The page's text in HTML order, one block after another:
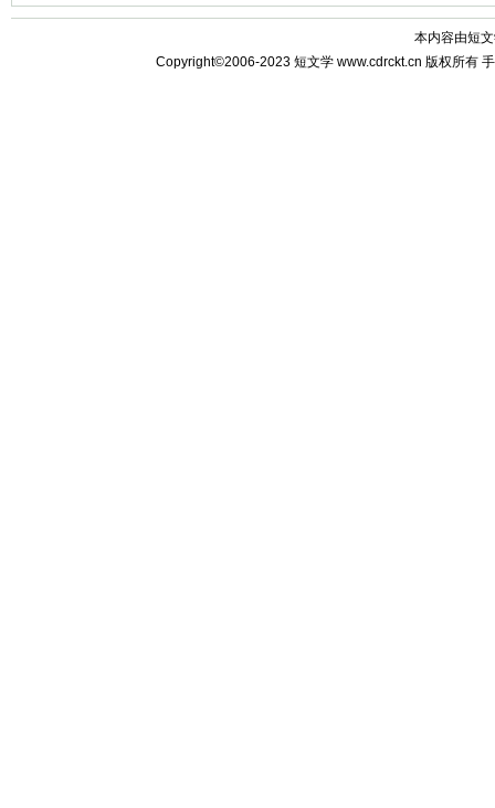
本内容由短
Copyright©2006-2023 短文学 www.cdrckt.cn 版权所有